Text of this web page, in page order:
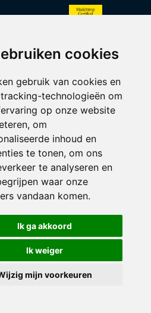
cookies
gebruik van cookies en
technologieën om
op onze website
om
inhoud en
te tonen, om ons
te analyseren en
waar onze
vandaan komen.
Ik ga akkoord
Ik weiger
mijn voorkeuren
rechten voorbehouden